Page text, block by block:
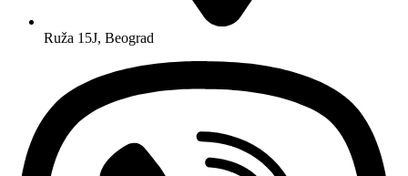
Ruža 15J, Beograd